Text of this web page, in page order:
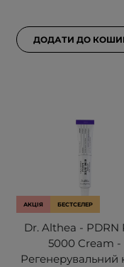
ДОДАТИ ДО
АКЦІЯ БЕСТСЕЛЕР
Dr. Althea - PDRN
5000 Cream -
Регенерувальний